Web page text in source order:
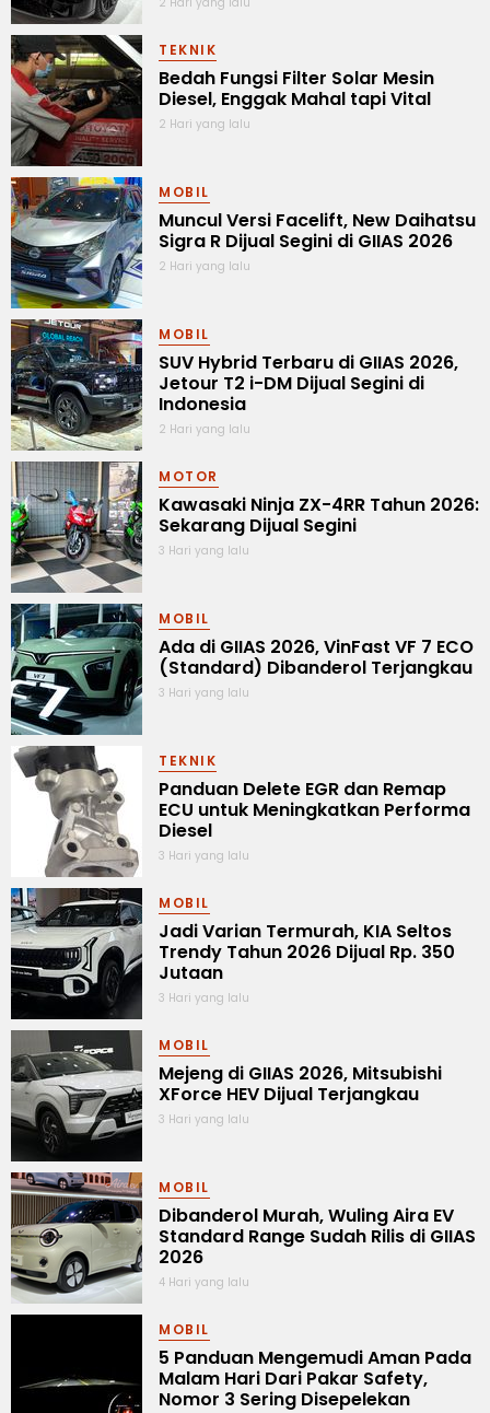
TEKNIK
Bedah Fungsi Filter Solar Mesin
Diesel, Enggak Mahal tapi Vital
2 Hari yang lalu
MOBIL
Muncul Versi Facelift, New Daihatsu
Sigra R Dijual Segini di GIIAS 2026
2 Hari yang lalu
MOBIL
SUV Hybrid Terbaru di GIIAS 2026,
Jetour T2 i-DM Dijual Segini di
Indonesia
2 Hari yang lalu
MOTOR
Kawasaki Ninja ZX-4RR Tahun 2026:
Sekarang Dijual Segini
3 Hari yang lalu
MOBIL
Ada di GIIAS 2026, VinFast VF 7 ECO
(Standard) Dibanderol Terjangkau
3 Hari yang lalu
TEKNIK
Panduan Delete EGR dan Remap
ECU untuk Meningkatkan Performa
Diesel
3 Hari yang lalu
MOBIL
Jadi Varian Termurah, KIA Seltos
Trendy Tahun 2026 Dijual Rp. 350
Jutaan
3 Hari yang lalu
MOBIL
Mejeng di GIIAS 2026, Mitsubishi
XForce HEV Dijual Terjangkau
3 Hari yang lalu
MOBIL
Dibanderol Murah, Wuling Aira EV
Standard Range Sudah Rilis di GIIAS
2026
4 Hari yang lalu
MOBIL
5 Panduan Mengemudi Aman Pada
Malam Hari Dari Pakar Safety,
Nomor 3 Sering Disepelekan